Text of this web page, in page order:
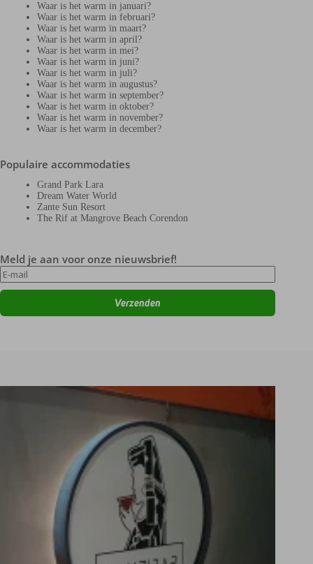
Waar is het warm in januari?
Waar is het warm in februari?
Waar is het warm in maart?
Waar is het warm in april?
Waar is het warm in mei?
Waar is het warm in juni?
Waar is het warm in juli?
Waar is het warm in augustus?
Waar is het warm in september?
Waar is het warm in oktober?
Waar is het warm in november?
Waar is het warm in december?
Populaire accommodaties
Grand Park Lara
Dream Water World
Zante Sun Resort
The Rif at Mangrove Beach Corendon
Meld je aan voor onze nieuwsbrief!